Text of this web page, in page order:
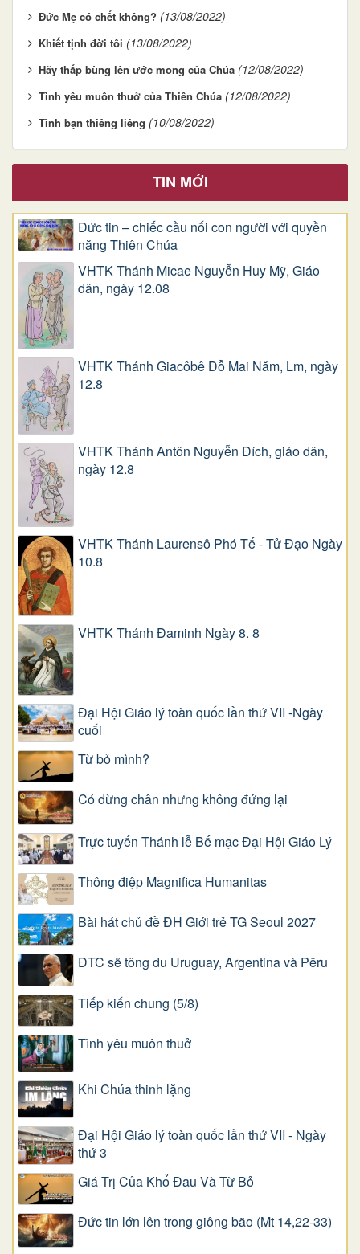
Đức Mẹ có chết không? (13/08/2022)
Khiết tịnh đời tôi (13/08/2022)
Hãy thắp bùng lên ước mong của Chúa (12/08/2022)
Tình yêu muôn thuở của Thiên Chúa (12/08/2022)
Tình bạn thiêng liêng (10/08/2022)
TIN MỚI
Đức tin – chiếc cầu nối con người với quyền
năng Thiên Chúa
VHTK Thánh Micae Nguyễn Huy Mỹ, Giáo
dân, ngày 12.08
VHTK Thánh Giacôbê Ðỗ Mai Năm, Lm, ngày
12.8
VHTK Thánh Antôn Nguyễn Ðích, giáo dân,
ngày 12.8
VHTK Thánh Laurensô Phó Tế - Tử Đạo Ngày
10.8
VHTK Thánh Đaminh Ngày 8. 8
Đại Hội Giáo lý toàn quốc lần thứ VII -Ngày
cuối
Từ bỏ mình?
Có dừng chân nhưng không đứng lại
Trực tuyến Thánh lễ Bế mạc Đại Hội Giáo Lý
Thông điệp Magnifica Humanitas
Bài hát chủ đề ĐH Giới trẻ TG Seoul 2027
ĐTC sẽ tông du Uruguay, Argentina và Pêru
Tiếp kiến chung (5/8)
Tình yêu muôn thuở
Khi Chúa thinh lặng
Đại Hội Giáo lý toàn quốc lần thứ VII - Ngày
thứ 3
Giá Trị Của Khổ Ðau Và Từ Bỏ
Đức tin lớn lên trong giông bão (Mt 14,22-33)